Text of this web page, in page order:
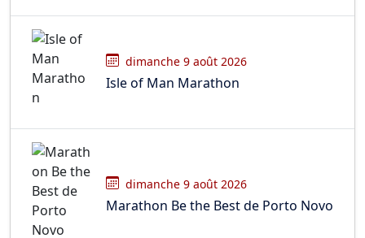
dimanche 9 août 2026
Isle of Man Marathon
dimanche 9 août 2026
Marathon Be the Best de Porto Novo